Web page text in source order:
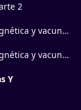
2
y vacun
y vacun
Y